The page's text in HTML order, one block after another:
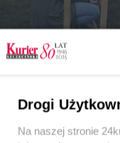
Drogi
Na naszej stronie